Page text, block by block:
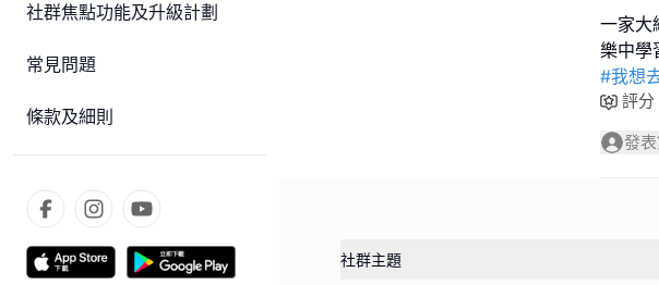
社群焦點功能及升級計劃
常見問題
條款及細則
一家大
#我想
評分
發
社群主題